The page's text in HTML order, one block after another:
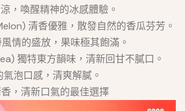
，喚醒精神的冰感體驗。
清香優雅，散發自然的香瓜芬芳。
情的盛放，果味極其飽滿。
獨特東方韻味，清新回甘不膩口。
泡口感，清爽解膩。
，清新口氣的最佳選擇